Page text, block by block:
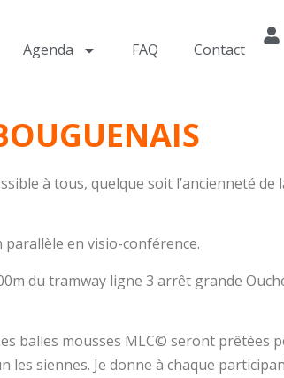
Agenda FAQ Contact
à tous, quelque soit l’ancienneté de
en visio-conférence.
du tramway ligne 3 arrêt grande
balles mousses MLC© seront prêtées
les siennes. Je donne à chaque